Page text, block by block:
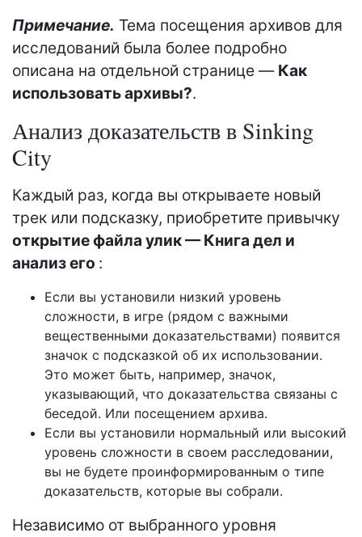
Примечание. Тема посещения архивов для
исследований была более подробно
описана на отдельной странице — Как
использовать архивы?.
Анализ доказательств в Sinking
City
Каждый раз, когда вы открываете новый
трек или подсказку, приобретите привычку
открытие файла улик — Книга дел и
анализ его :
Если вы установили низкий уровень
сложности, в игре (рядом с важными
вещественными доказательствами) появится
значок с подсказкой об их использовании.
Это может быть, например, значок,
указывающий, что доказательства связаны с
беседой. Или посещением архива.
Если вы установили нормальный или высокий
уровень сложности в своем расследовании,
вы не будете проинформированным о типе
доказательств, которые вы собрали.
Независимо от выбранного уровня